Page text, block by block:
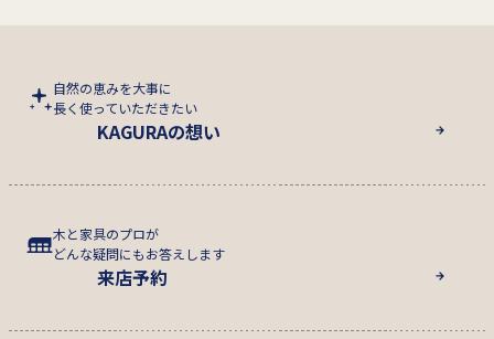
自然の恵みを大事に
長く使っていただきたい
KAGURAの想い
木と家具のプロが
どんな疑問にもお答えします
来店予約